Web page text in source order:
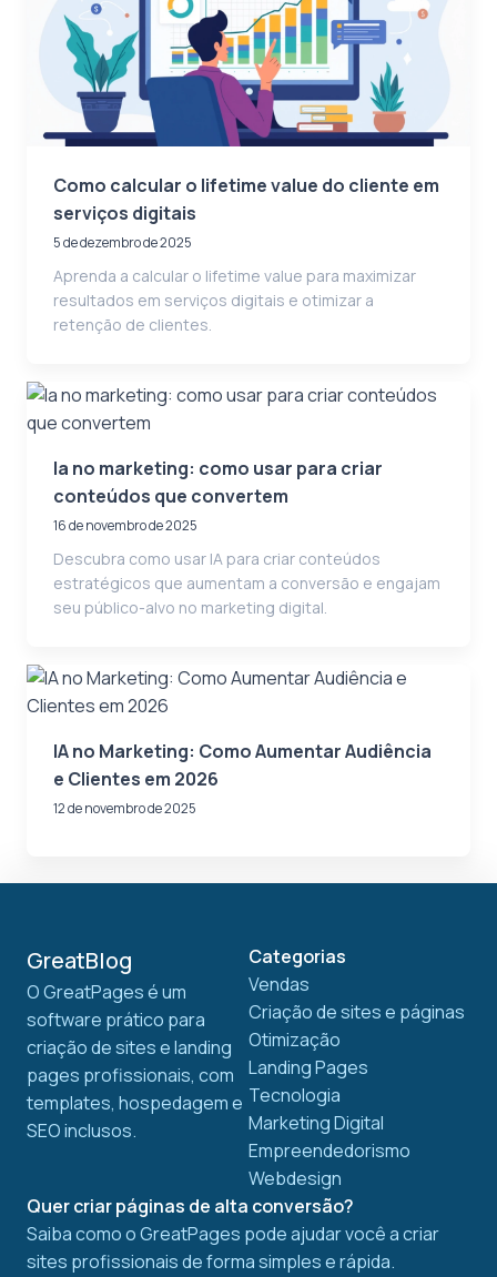
Como calcular o lifetime value do cliente em
serviços digitais
5 de dezembro de 2025
Aprenda a calcular o lifetime value para maximizar
resultados em serviços digitais e otimizar a
retenção de clientes.
Ia no marketing: como usar para criar
conteúdos que convertem
16 de novembro de 2025
Descubra como usar IA para criar conteúdos
estratégicos que aumentam a conversão e engajam
seu público-alvo no marketing digital.
IA no Marketing: Como Aumentar Audiência
e Clientes em 2026
12 de novembro de 2025
GreatBlog
O GreatPages é um
software prático para
criação de sites e landing
pages profissionais, com
templates, hospedagem e
SEO inclusos.
Categorias
Vendas
Criação de sites e páginas
Otimização
Landing Pages
Tecnologia
Marketing Digital
Empreendedorismo
Webdesign
Quer criar páginas de alta conversão?
Saiba como o GreatPages pode ajudar você a criar
sites profissionais de forma simples e rápida.